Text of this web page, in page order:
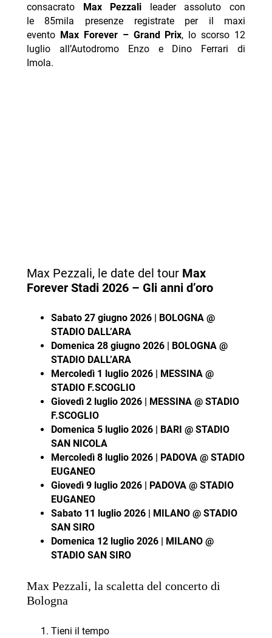
consacrato
Max Pezzali leader assoluto con
le 85mila presenze registrate per il maxi
evento Max Forever – Grand Prix, lo scorso 12
luglio all’Autodromo Enzo e Dino Ferrari di
Imola.
Max Pezzali, le date del tour Max
Forever Stadi 2026 – Gli anni d’oro
Sabato 27 giugno 2026 | BOLOGNA @
STADIO DALL’ARA
Domenica 28 giugno 2026 | BOLOGNA @
STADIO DALL’ARA
Mercoledì 1 luglio 2026 | MESSINA @
STADIO F.SCOGLIO
Giovedì 2 luglio 2026 | MESSINA @ STADIO
F.SCOGLIO
Domenica 5 luglio 2026 | BARI @ STADIO
SAN NICOLA
Mercoledì 8 luglio 2026 | PADOVA @ STADIO
EUGANEO
Giovedì 9 luglio 2026 | PADOVA @ STADIO
EUGANEO
Sabato 11 luglio 2026 | MILANO @ STADIO
SAN SIRO
Domenica 12 luglio 2026 | MILANO @
STADIO SAN SIRO
Max Pezzali, la scaletta del concerto di
Bologna
Tieni il tempo